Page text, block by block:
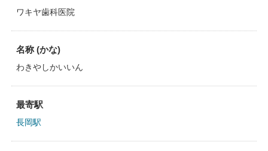
ワキヤ歯科医院
名称 (かな)
わきやしかいいん
最寄駅
長岡駅